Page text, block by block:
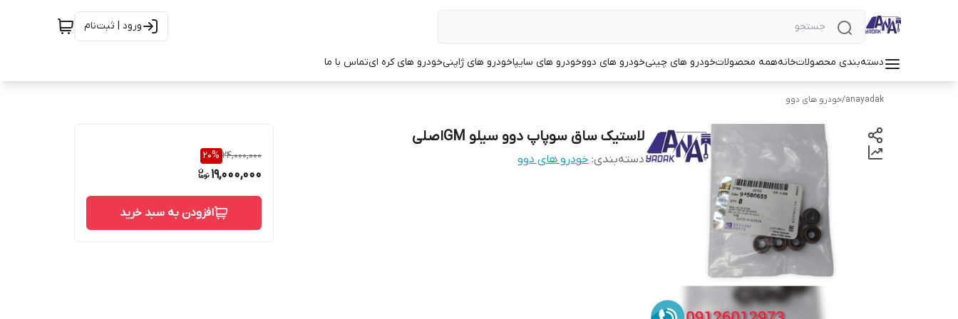
ورود | ثبت‌نام
دسته‌بندی محصولاتخانههمه محصولاتخودرو های چینیخودرو های دووخودرو های سایپاخودرو های ژاپنیخودرو های کره ایتماس با ما
anayadak
/خودرو های دوو
لاستیک ساق سوپاپ دوو سیلو GMاصلی
دسته‌بندی: خودرو های دوو 24,000,000
20%
19,000,000
افزودن به سبد خرید